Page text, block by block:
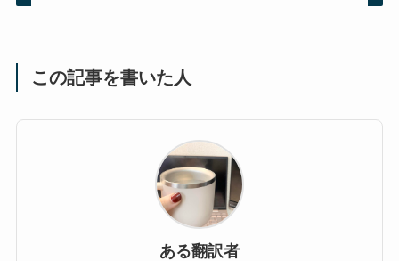
この記事を書いた人
ある翻訳者